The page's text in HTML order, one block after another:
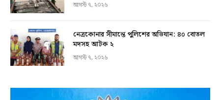
আগস্ট ৭, ২০২৬
নেত্রকোনার সীমান্তে পুলিশের অভিযান: ৪০ বোতল
মদসহ আটক ২
আগস্ট ৭, ২০২৬